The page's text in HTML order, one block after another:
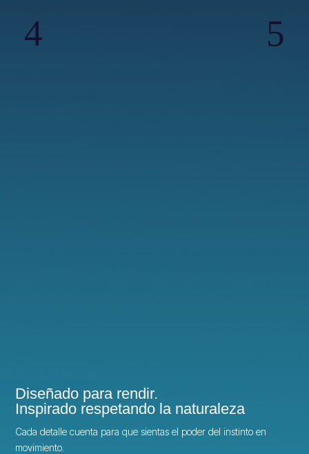
Diseñado para rendir.
Inspirado respetando la naturaleza
Cada detalle cuenta para que sientas el poder del instinto en
movimiento.